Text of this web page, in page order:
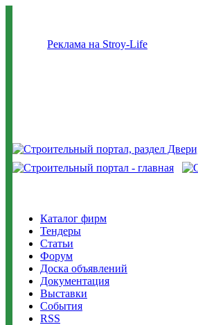
Реклама на Stroy-Life
Каталог фирм
Тендеры
Статьи
Форум
Доска объявлений
Документация
Выставки
События
RSS